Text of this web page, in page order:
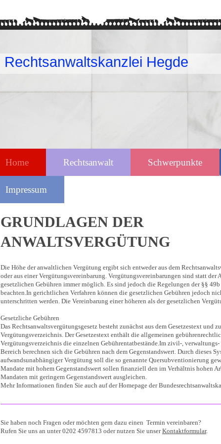
Rechtsanwaltskanzlei Hegde
Home Rechtsanwalt Schwerpunkte
Impressum
GRUNDLAGEN DER
ANWALTSVERGÜTUNG
Die Höhe der anwaltlichen Vergütung ergibt sich entweder aus dem
oder aus einer Vergütungsvereinbarung. Vergütungsvereinbarungen sind statt der
gesetzlichen Gebühren immer möglich. Es sind jedoch die Regelungen der §§
beachten.In gerichtlichen Verfahren können die gesetzlichen Gebühren jedoch
unterschritten werden. Die Vereinbarung einer höheren als der gesetzlichen
Gesetzliche Gebühren
Das Rechtsanwaltsvergütungsgesetz besteht zunächst aus dem Gesetzestext und
Vergütungsverzeichnis. Der Gesetzestext enthält die allgemeinen
Vergütungsverzeichnis die einzelnen Gebührentatbestände.Im zivil-,
Bereich berechnen sich die Gebühren nach dem Gegenstandswert. Durch dieses
aufwandsunabhängiger Vergütung soll die so genannte Quersubventionierung
Mandate mit hohem Gegenstandswert sollen finanziell den im Verhältnis hohen
Mandaten mit geringem Gegenstandswert ausgleichen.
Mehr Informationen finden Sie auch auf der Homepage der
Sie haben noch Fragen oder möchten gern dazu einen Termin vereinbaren?
Rufen Sie uns an unter 0202 4597813 oder nutzen Sie unserKontaktformular.